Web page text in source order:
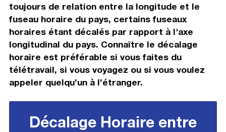
toujours de relation entre la longitude et le
fuseau horaire du pays, certains fuseaux
horaires étant décalés par rapport à l'axe
longitudinal du pays. Connaître le décalage
horaire est préférable si vous faites du
télétravail, si vous voyagez ou si vous voulez
appeler quelqu’un à l’étranger.
Décalage Horaire entre